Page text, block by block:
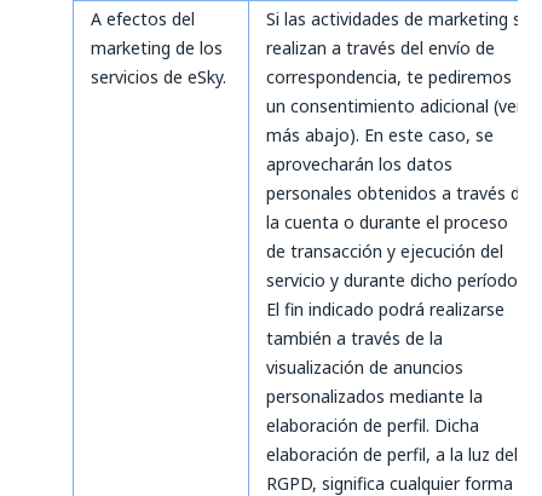
A efectos del
marketing de los
servicios de eSky.
Si las actividades de marketing se
realizan a través del envío de
correspondencia, te pediremos
un consentimiento adicional (ver
más abajo). En este caso, se
aprovecharán los datos
personales obtenidos a través de
la cuenta o durante el proceso
de transacción y ejecución del
servicio y durante dicho período.
El fin indicado podrá realizarse
también a través de la
visualización de anuncios
personalizados mediante la
elaboración de perfil. Dicha
elaboración de perfil, a la luz del
RGPD, significa cualquier forma